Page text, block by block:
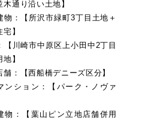
木通り沿い土地】
物：【所沢市緑町3丁目土地＋
】
【川崎市中原区上小田中2丁目
】
舗：【西船橋デニーズ区分】
ンション：【パーク・ノヴァ
物：【葉山ピン立地店舗併用